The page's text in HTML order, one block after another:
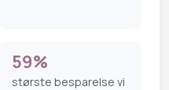
59%
største besparelse vi